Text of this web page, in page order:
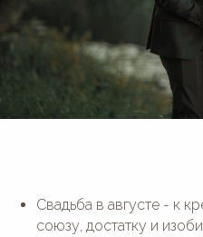
Свадьба в августе - к
союзу, достатку и